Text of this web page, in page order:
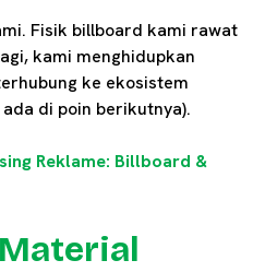
Fisik billboard kami rawat
kami menghidupkan
ke ekosistem
di poin berikutnya).
Reklame: Billboard &